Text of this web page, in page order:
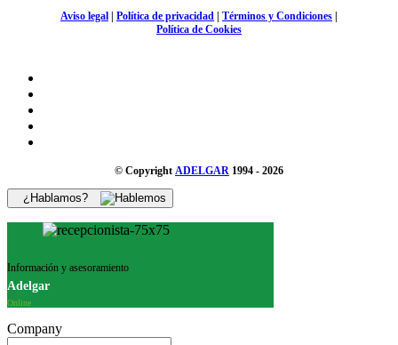
Aviso legal Política de privacidad Términos y Condiciones
Política de Cookies
© Copyright ADELGAR 1994 - 2026
¿Hablamos?
Información y asesoramiento
Adelgar
Online
Company